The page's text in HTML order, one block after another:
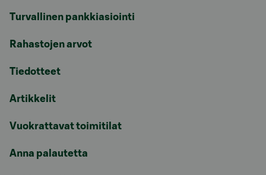
Turvallinen pankkiasiointi
Rahastojen arvot
Tiedotteet
Artikkelit
Vuokrattavat toimitilat
Anna palautetta